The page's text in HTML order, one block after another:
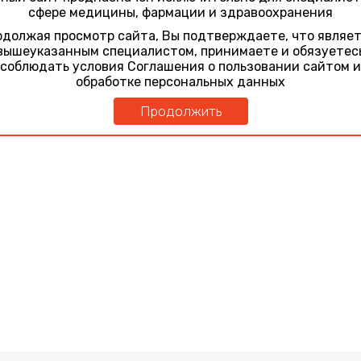
сфере медицины, фармации и здравоохранения
просмотр сайта, Вы подтверждаете, что
специалистом, принимаете и
соблюдать условия Соглашения о пользовании сайтом и
обработке персональных данных
Продолжить